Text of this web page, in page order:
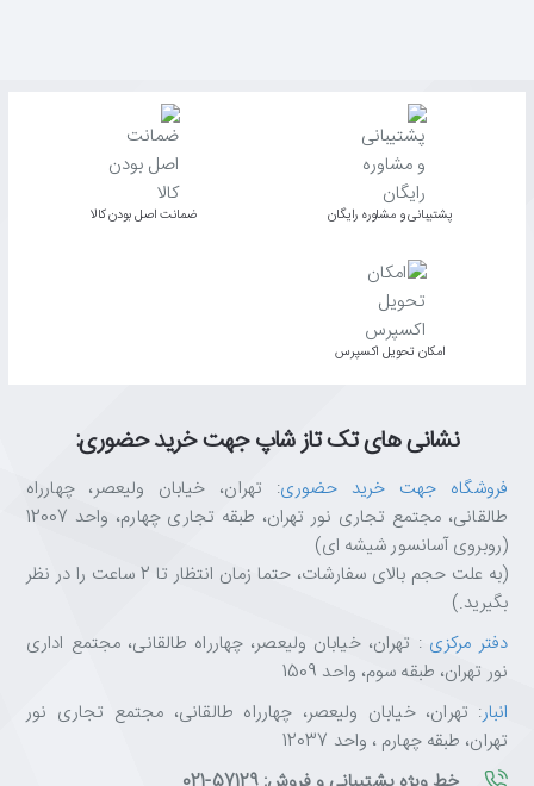
پشتیبانی و مشاوره رایگان ﺿﻤﺎﻧﺖ اﺻﻞ ﺑﻮدن ﮐﺎﻟﺎ
اﻣﮑﺎن ﺗﺤﻮﯾﻞ اﮐﺴﭙﺮس
نشانی های تک تاز شاپ جهت خرید حضوری:
فروشگاه جهت خرید حضوری: تهران، خیابان ولیعصر، چهارراه
طالقانی، مجتمع تجاری نور تهران، طبقه تجاری چهارم، واحد 12007
(روبروی آسانسور شیشه ای)
(به علت حجم بالای سفارشات، حتما زمان انتظار تا 2 ساعت را در نظر
بگیرید.)
دفتر مرکزی : تهران، خیابان ولیعصر، چهارراه طالقانی، مجتمع اداری
نور تهران، طبقه سوم، واحد 1509
انبار: تهران، خیابان ولیعصر، چهارراه طالقانی، مجتمع تجاری نور
تهران، طبقه چهارم ، واحد 12037